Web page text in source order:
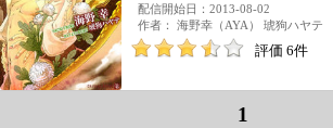
配信開始日：2013-08-02
作者： 海野幸（AYA） 琥狗ハヤテ
評価 6件
1